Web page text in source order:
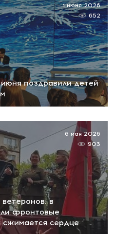
поздравили детей
1 июня 2026
652
в
фронтовые
сжимается сердце
6 мая 2026
903